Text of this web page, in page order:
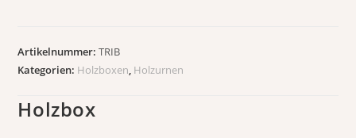
Artikelnummer:TRIB
Kategorien: Holzboxen, Holzurnen
Holzbox